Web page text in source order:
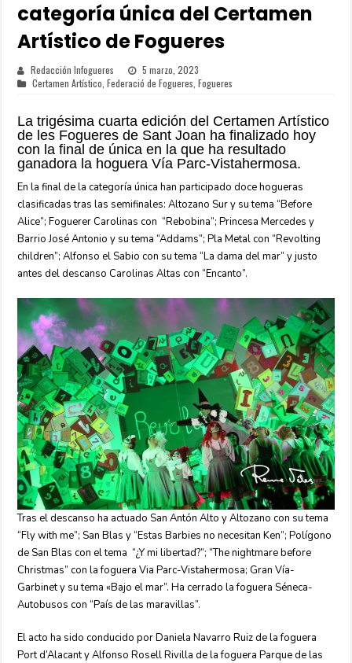
categoría única del Certamen
Artístico de Fogueres
Redacción Infogueres
5 marzo, 2023
Certamen Artístico ,Federació de Fogueres ,Fogueres
La trigésima cuarta edición del Certamen Artístico
de les Fogueres de Sant Joan ha finalizado hoy
con la final de única en la que ha resultado
ganadora la hoguera Vía Parc-Vistahermosa.
En la final de la categoría única han participado doce hogueras
clasificadas tras las semifinales: Altozano Sur y su tema “Before
Alice”; Foguerer Carolinas con “Rebobina”; Princesa Mercedes y
Barrio José Antonio y su tema “Addams”; Pla Metal con “Revolting
children”; Alfonso el Sabio con su tema “La dama del mar” y justo
antes del descanso Carolinas Altas con “Encanto”.
Tras el descanso ha actuado San Antón Alto y Altozano con su tema
“Fly with me”; San Blas y “Estas Barbies no necesitan Ken”; Polígono
de San Blas con el tema “¿Y mi libertad?”; “The nightmare before
Christmas” con la foguera Via Parc-Vistahermosa; Gran Vía-
Garbinet y su tema «Bajo el mar”. Ha cerrado la foguera Séneca-
Autobusos con “País de las maravillas”.
El acto ha sido conducido por Daniela Navarro Ruiz de la foguera
Port d’Alacant y Alfonso Rosell Rivilla de la foguera Parque de las